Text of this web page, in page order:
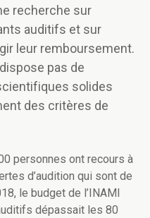
recherche sur
auditifs et sur
leur remboursement.
pas de
solides
des critères de
personnes ont recours à
d’audition qui sont de
le budget de l’INAMI
dépassait les 80